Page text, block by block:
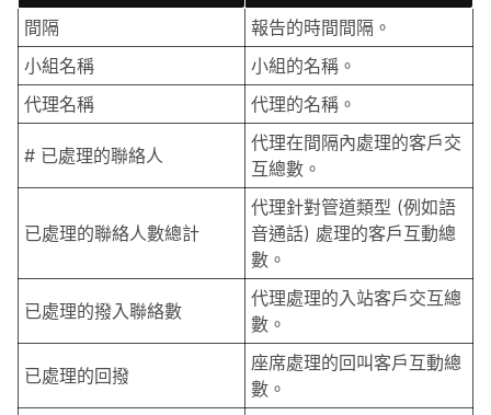
間隔
報告的時間間隔。
小組名稱
小組的名稱。
代理名稱
代理的名稱。
# 已處理的聯絡人
代理在間隔內處理的客戶交
互總數。
已處理的聯絡人數總計
代理針對管道類型 (例如語
音通話) 處理的客戶互動總
數。
已處理的撥入聯絡數
代理處理的入站客戶交互總
數。
已處理的回撥
座席處理的回叫客戶互動總
數。